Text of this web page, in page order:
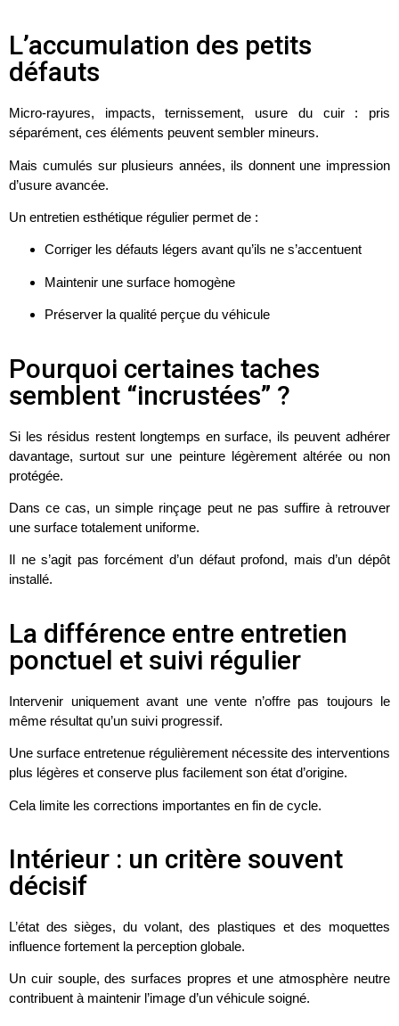
L’accumulation des petits
défauts
Micro-rayures, impacts, ternissement, usure du cuir : pris
séparément, ces éléments peuvent sembler mineurs.
Mais cumulés sur plusieurs années, ils donnent une impression
d’usure avancée.
Un entretien esthétique régulier permet de :
Corriger les défauts légers avant qu’ils ne s’accentuent
Maintenir une surface homogène
Préserver la qualité perçue du véhicule
Pourquoi certaines taches
semblent “incrustées” ?
Si les résidus restent longtemps en surface, ils peuvent adhérer
davantage, surtout sur une peinture légèrement altérée ou non
protégée.
Dans ce cas, un simple rinçage peut ne pas suffire à retrouver
une surface totalement uniforme.
Il ne s’agit pas forcément d’un défaut profond, mais d’un dépôt
installé.
La différence entre entretien
ponctuel et suivi régulier
Intervenir uniquement avant une vente n’offre pas toujours le
même résultat qu’un suivi progressif.
Une surface entretenue régulièrement nécessite des interventions
plus légères et conserve plus facilement son état d’origine.
Cela limite les corrections importantes en fin de cycle.
Intérieur : un critère souvent
décisif
L’état des sièges, du volant, des plastiques et des moquettes
influence fortement la perception globale.
Un cuir souple, des surfaces propres et une atmosphère neutre
contribuent à maintenir l’image d’un véhicule soigné.